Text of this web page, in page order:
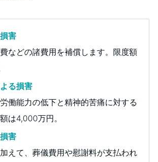
害
などの諸費用を補償します。限度額
る損害
働能力の低下と精神的苦痛に対する
は4,000万円。
害
えて、葬儀費用や慰謝料が支払われ